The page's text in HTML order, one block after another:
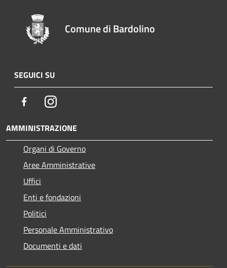
Comune di Bardolino
SEGUICI SU
FacebookInstagram
AMMINISTRAZIONE
Organi di Governo
Aree Amministrative
Uffici
Enti e fondazioni
Politici
Personale Amministrativo
Documenti e dati